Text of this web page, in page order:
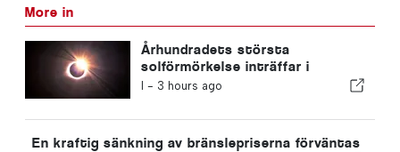
More in
Århundradets största
solförmörkelse inträffar i
Portugal
I - 3 hours ago
En kraftig sänkning av bränslepriserna förväntas